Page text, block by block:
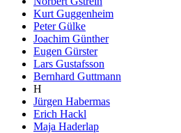
Kurt Guggenheim
Peter Gülke
Joachim Günther
Eugen Gürster
Lars Gustafsson
Bernhard Guttmann
H
Jürgen Habermas
Erich Hackl
Maja Haderlap